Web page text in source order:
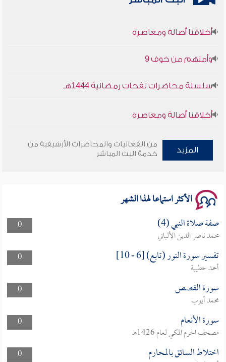
أخلاقنا أصالة ومعاصرة
وأمنهم من خوف 9
أخلاقنا أصالة ومعاصرة
سلسلة محاضرات نفحات رمضانية 1444هـ
المزيد
من الفعاليات والمحاضرات الأرشيفية من
خدمة البث المباشر
الأكثر استماعا لهذا الشهر
0 صفة صلاة النبي (4)
محمد ناصر الدين الألباني
0
تفسير سورة النور (تابع) [6 - 10]
أحمد حطيبة
0
سورة القصص
محمد أيوب
0
سورة الأنعام
مصحف الحرم المكي لعام 1426هـ
0
اختلاط السائق بالمحارم